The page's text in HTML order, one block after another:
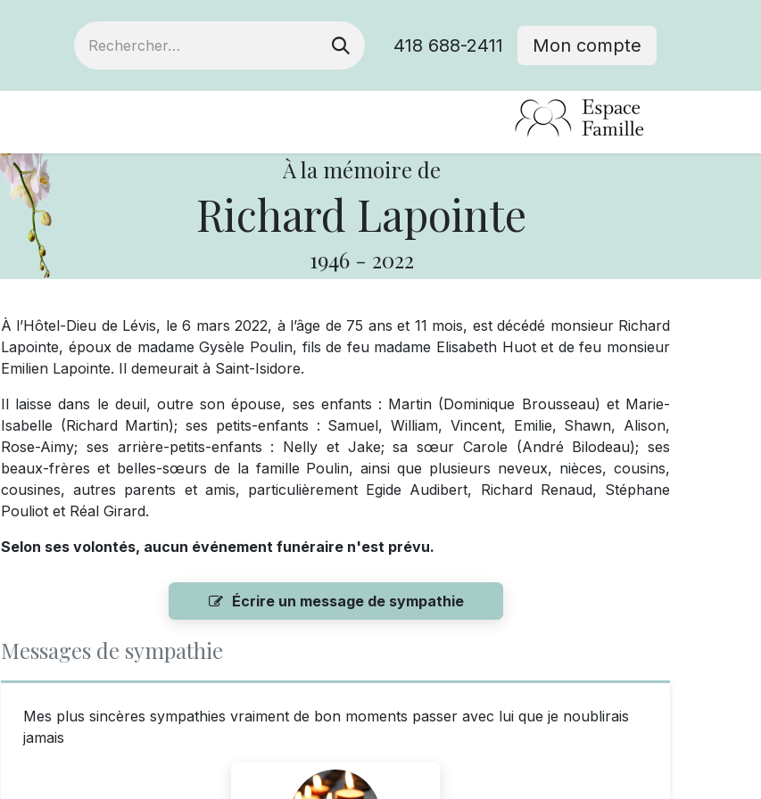
418 688-2411 Mon compte
À la mémoire de
Richard Lapointe
1946 - 2022
À l’Hôtel-Dieu de Lévis, le 6 mars 2022, à l’âge de 75 ans et 11 mois, est décédé monsieur Richard
Lapointe, époux de madame Gysèle Poulin, fils de feu madame Elisabeth Huot et de feu monsieur
Emilien Lapointe. Il demeurait à Saint-Isidore.
Il laisse dans le deuil, outre son épouse, ses enfants : Martin (Dominique Brousseau) et Marie-
Isabelle (Richard Martin); ses petits-enfants : Samuel, William, Vincent, Emilie, Shawn, Alison,
Rose-Aimy; ses arrière-petits-enfants : Nelly et Jake; sa sœur Carole (André Bilodeau); ses
beaux-frères et belles-sœurs de la famille Poulin, ainsi que plusieurs neveux, nièces, cousins,
cousines, autres parents et amis, particulièrement Egide Audibert, Richard Renaud, Stéphane
Pouliot et Réal Girard.
Selon ses volontés, aucun événement funéraire n'est prévu.
Écrire un message de sympathie
Messages de sympathie
Mes plus sincères sympathies vraiment de bon moments passer avec lui que je noublirais
jamais